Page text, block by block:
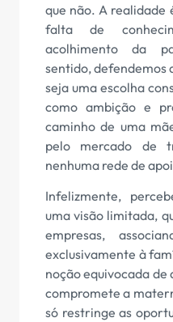
que não. A realidade
falta de
acolhimento da
sentido, defendemos
seja uma escolha
como ambição e
caminho de uma
pelo mercado de
nenhuma rede de
Infelizmente,
uma visão limitada,
empresas,
exclusivamente à
noção equivocada de
compromete a
só restringe as